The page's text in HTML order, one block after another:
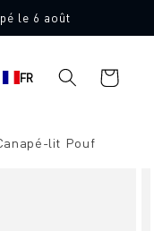
le 6 août
FR
Panier
d'achat
lit Pouf
en Allemagne 🖤